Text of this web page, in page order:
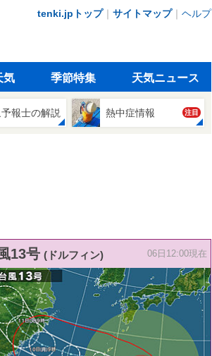
tenki.jpトップ｜ サイトマップ｜ ヘルプ
気 季節特集 天気ニュース
報士の解説 熱中症情報 注目
13号 (ドルフィン) 06日12:00現在